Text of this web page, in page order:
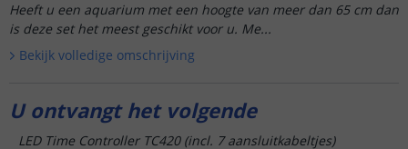
Heeft u een aquarium met een hoogte van meer dan 65 cm dan
is deze set het meest geschikt voor u. Me...
Bekijk volledige omschrijving
U ontvangt het volgende
LED Time Controller TC420 (incl. 7 aansluitkabeltjes)